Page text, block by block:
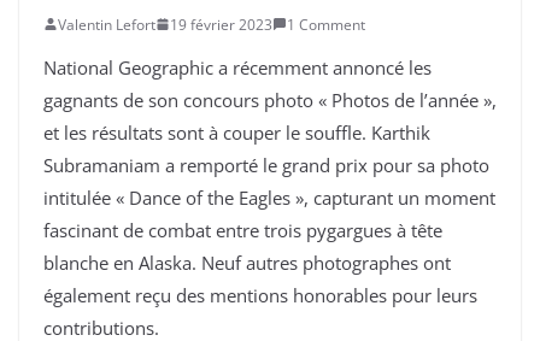
Valentin Lefort 19 février 2023 1 Comment
National Geographic a récemment annoncé les
gagnants de son concours photo « Photos de l’année »,
et les résultats sont à couper le souffle. Karthik
Subramaniam a remporté le grand prix pour sa photo
intitulée « Dance of the Eagles », capturant un moment
fascinant de combat entre trois pygargues à tête
blanche en Alaska. Neuf autres photographes ont
également reçu des mentions honorables pour leurs
contributions.